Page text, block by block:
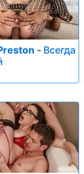
- Всегда